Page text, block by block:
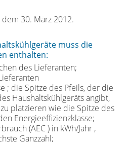
30. März 2012.
muss die
enthalten:
des Lieferanten;
; die Spitze des Pfeils, der die
Haushaltskühlgeräts angibt,
platzieren wie die Spitze des
Energieeffizienzklasse;
(AEC ) in kWh/Jahr ,
Ganzzahl;